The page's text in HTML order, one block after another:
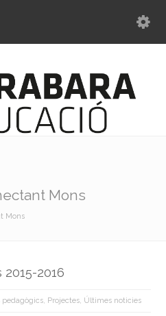
Mons
Mons
2016
pedagògics, Projectes, Últimes noticies